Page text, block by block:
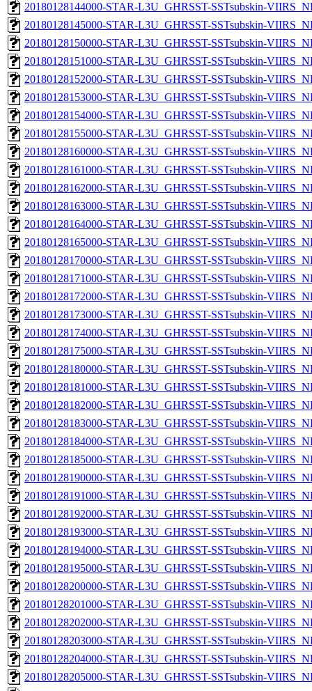
20180128144000-STAR-L3U_GHRSST-SSTsubskin-
20180128145000-STAR-L3U_GHRSST-SSTsubskin-
20180128150000-STAR-L3U_GHRSST-SSTsubskin-
20180128151000-STAR-L3U_GHRSST-SSTsubskin-
20180128152000-STAR-L3U_GHRSST-SSTsubskin-
20180128153000-STAR-L3U_GHRSST-SSTsubskin-
20180128154000-STAR-L3U_GHRSST-SSTsubskin-
20180128155000-STAR-L3U_GHRSST-SSTsubskin-
20180128160000-STAR-L3U_GHRSST-SSTsubskin-
20180128161000-STAR-L3U_GHRSST-SSTsubskin-
20180128162000-STAR-L3U_GHRSST-SSTsubskin-
20180128163000-STAR-L3U_GHRSST-SSTsubskin-
20180128164000-STAR-L3U_GHRSST-SSTsubskin-
20180128165000-STAR-L3U_GHRSST-SSTsubskin-
20180128170000-STAR-L3U_GHRSST-SSTsubskin-
20180128171000-STAR-L3U_GHRSST-SSTsubskin-
20180128172000-STAR-L3U_GHRSST-SSTsubskin-
20180128173000-STAR-L3U_GHRSST-SSTsubskin-
20180128174000-STAR-L3U_GHRSST-SSTsubskin-
20180128175000-STAR-L3U_GHRSST-SSTsubskin-
20180128180000-STAR-L3U_GHRSST-SSTsubskin-
20180128181000-STAR-L3U_GHRSST-SSTsubskin-
20180128182000-STAR-L3U_GHRSST-SSTsubskin-
20180128183000-STAR-L3U_GHRSST-SSTsubskin-
20180128184000-STAR-L3U_GHRSST-SSTsubskin-
20180128185000-STAR-L3U_GHRSST-SSTsubskin-
20180128190000-STAR-L3U_GHRSST-SSTsubskin-
20180128191000-STAR-L3U_GHRSST-SSTsubskin-
20180128192000-STAR-L3U_GHRSST-SSTsubskin-
20180128193000-STAR-L3U_GHRSST-SSTsubskin-
20180128194000-STAR-L3U_GHRSST-SSTsubskin-
20180128195000-STAR-L3U_GHRSST-SSTsubskin-
20180128200000-STAR-L3U_GHRSST-SSTsubskin-
20180128201000-STAR-L3U_GHRSST-SSTsubskin-
20180128202000-STAR-L3U_GHRSST-SSTsubskin-
20180128203000-STAR-L3U_GHRSST-SSTsubskin-
20180128204000-STAR-L3U_GHRSST-SSTsubskin-
20180128205000-STAR-L3U_GHRSST-SSTsubskin-